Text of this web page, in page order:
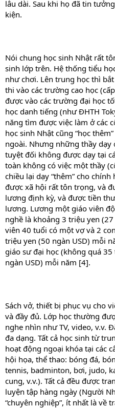
lâu dài. Sau khi họ đã tin
kiện.
Nói chung học sinh Nhật rất
sinh lớp trên. Hệ thống tiểu
như chơi. Lên trung học thì
thi vào các trường cao học
được vào các trường đại học
học danh tiếng (như ĐHTH
năng tìm được việc làm ở các
học sinh Nhật cũng “học
ngoài. Nhưng những thầy dạy
tuyệt đối không được dạy tại
toàn không có việc một thầy
chiều lại dạy “thêm” cho
được xã hội rất tôn trọng, và
lương định kỳ, và được tiền
lương. Lương một giáo viên
nghề là khoảng 3 triệu yen
viên 40 tuổi có một vợ và 2
triệu yen (50 ngàn USD) mỗi
giáo sư đại học (không quá
ngàn USD) mỗi năm [4].
Sách vở, thiết bị phục vụ cho
và đầy đủ. Lớp học thường
nghe nhìn như TV, video, v.v.
đa dạng. Tất cả học sinh từ
hoạt động ngoại khóa tại các
hội họa, thể thao: bóng đá,
tennis, badminton, bơi, judo,
cung, v.v.). Tất cả đều được
luyện tập hàng ngày (Người
“chuyên nghiệp”, ít nhất là về